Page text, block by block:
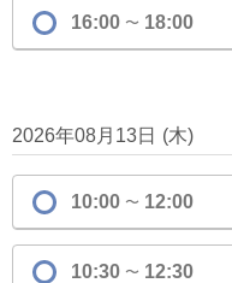
16:00 〜 18:00
2026年08月13日 (木)
10:00 〜 12:00
10:30 〜 12:30